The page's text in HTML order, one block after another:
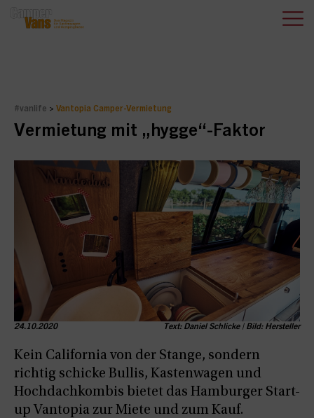
#vanlife > Vantopia Camper-Vermietung
Vermietung mit „hygge“-Faktor
24.10.2020 Text: Daniel Schlicke | Bild: Hersteller
Kein California von der Stange, sondern
richtig schicke Bullis, Kastenwagen und
Hochdachkombis bietet das Hamburger Start-
up Vantopia zur Miete und zum Kauf.